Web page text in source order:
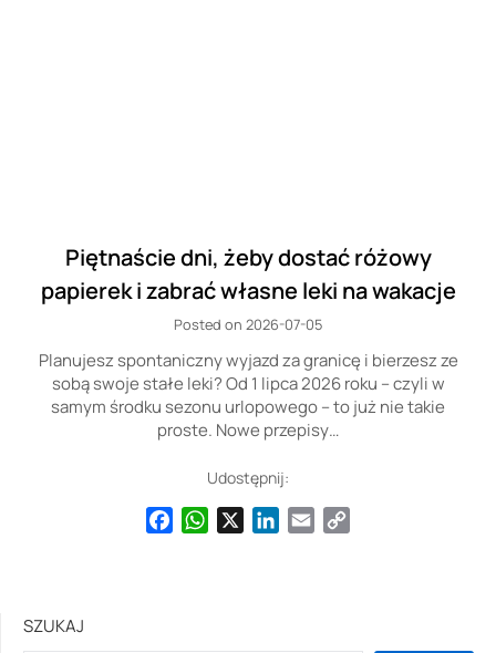
Piętnaście dni, żeby dostać różowy
papierek i zabrać własne leki na wakacje
Posted on 2026-07-05
Planujesz spontaniczny wyjazd za granicę i bierzesz ze
sobą swoje stałe leki? Od 1 lipca 2026 roku – czyli w
samym środku sezonu urlopowego – to już nie takie
proste. Nowe przepisy…
Udostępnij:
FacebookWhatsAppLinkedIn
Email
SZUKAJ